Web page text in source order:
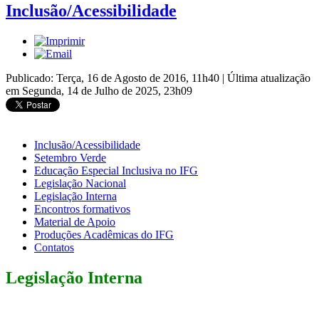
Inclusão/Acessibilidade
Publicado: Terça, 16 de Agosto de 2016, 11h40 | Última atualização
em Segunda, 14 de Julho de 2025, 23h09
Inclusão/Acessibilidade
Setembro Verde
Educação Especial Inclusiva no IFG
Legislação Nacional
Legislação Interna
Encontros formativos
Material de Apoio
Produções Acadêmicas do IFG
Contatos
Legislação Interna